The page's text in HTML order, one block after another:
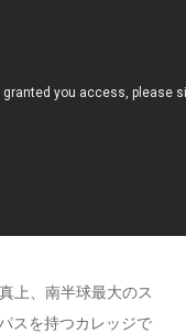
上、南半球最大のス
スを持つカレッジで